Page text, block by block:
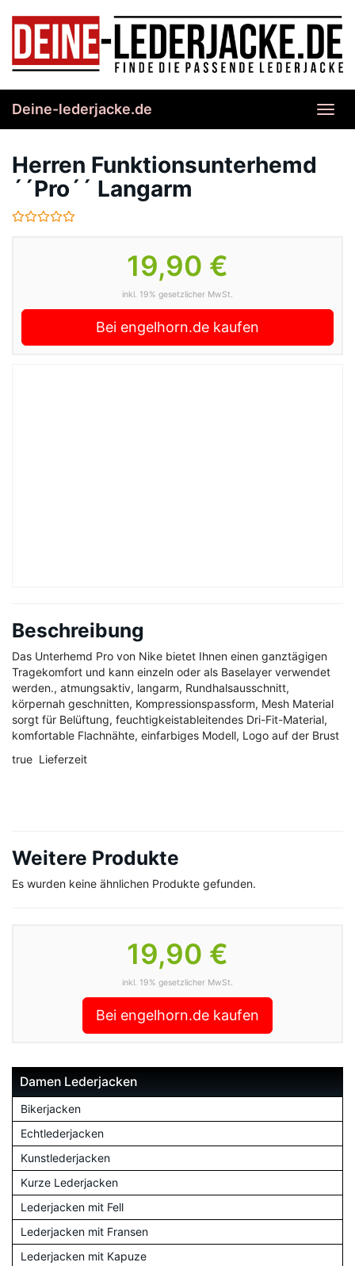
content
Deine-lederjacke.de
Herren Funktionsunterhemd
´´Pro´´ Langarm
19,90 €
inkl. 19% gesetzlicher MwSt.
Bei engelhorn.de kaufen
Beschreibung
Das Unterhemd Pro von Nike bietet Ihnen einen ganztägigen
Tragekomfort und kann einzeln oder als Baselayer verwendet
werden., atmungsaktiv, langarm, Rundhalsausschnitt,
körpernah geschnitten, Kompressionspassform, Mesh Material
sorgt für Belüftung, feuchtigkeistableitendes Dri-Fit-Material,
komfortable Flachnähte, einfarbiges Modell, Logo auf der Brust
true Lieferzeit
Weitere Produkte
Es wurden keine ähnlichen Produkte gefunden.
19,90 €
inkl. 19% gesetzlicher MwSt.
Bei engelhorn.de kaufen
Damen Lederjacken
Bikerjacken
Echtlederjacken
Kunstlederjacken
Kurze Lederjacken
Lederjacken mit Fell
Lederjacken mit Fransen
Lederjacken mit Kapuze